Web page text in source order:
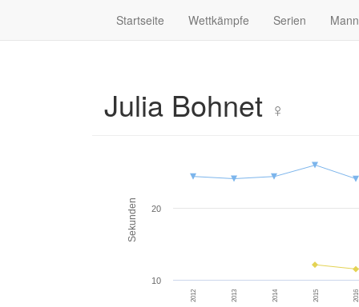
Startseite Wettkämpfe Serien
Julia Bohnet ♀
Sekunden
2012 2013 2014 2015
10
20